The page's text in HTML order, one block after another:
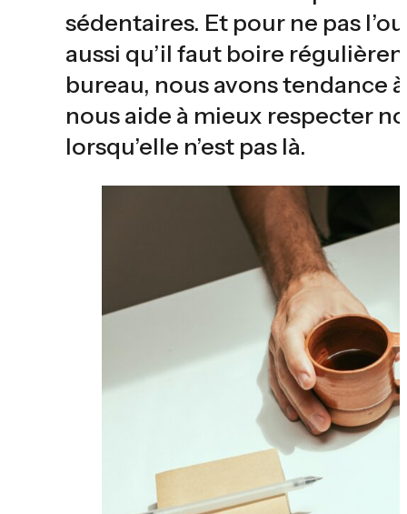
sédentaires. Et pour ne pas
aussi qu’il faut boire
bureau, nous avons tendance
nous aide à mieux respecter
lorsqu’elle n’est pas là.